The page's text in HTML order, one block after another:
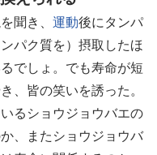
聞き、 運動後にタンパ
パク質を）摂取したほ
でしょ。でも寿命が短
、皆の笑いを誘った。
るショウジョウバエの
、またショウジョウバ